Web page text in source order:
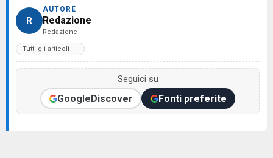
R
AUTORE
Redazione
Redazione
Tutti gli articoli →
Seguici su
GoogleDiscover Fonti preferite